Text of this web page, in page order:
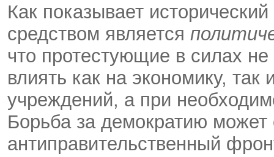
Как показывает
средством является
что протестующие в силах не
влиять как на экономику, так
учреждений, а при
Борьба за демократию
антиправительственный